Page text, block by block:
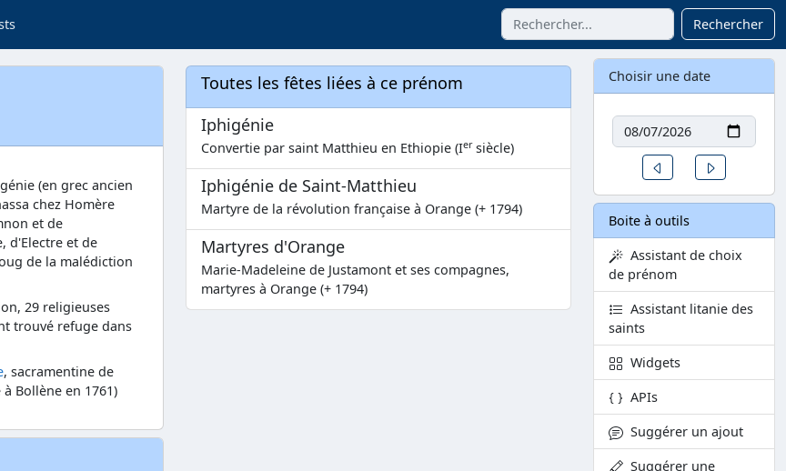
Rechercher
(en grec ancien
chez Homère
et de
d'Electre et de
de la malédiction
29 religieuses
trouvé refuge dans
, sacramentine de
Bollène en 1761)
Toutes les fêtes liées à ce prénom
Iphigénie
Convertie par saint Matthieu en Ethiopie (Iersiècle)
Iphigénie de Saint-Matthieu
Martyre de la révolution française à Orange (+ 1794)
Martyres d'Orange
Marie-Madeleine de Justamont et ses compagnes,
martyres à Orange (+ 1794)
Choisir une date
Date
Un jour avant
Boite à outils
Assistant de choix
de prénom
Assistant litanie des
saints
Widgets
APIs
Suggérer un ajout
Suggérer une